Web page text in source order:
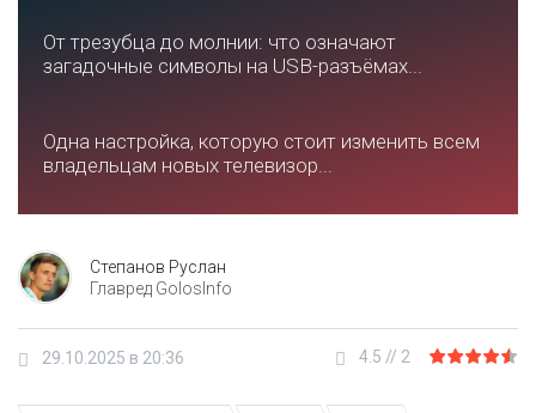
От трезубца до молнии: что означают
загадочные символы на USB-разъёмах...
Одна настройка, которую стоит изменить всем
владельцам новых телевизор...
Степанов Руслан
Главред GolosInfo
29.10.2025 в 20:36 4.5 // 2